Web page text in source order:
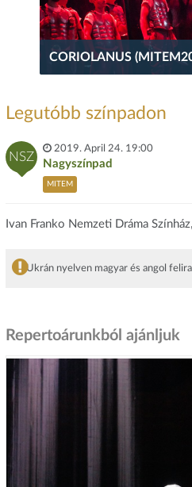
CORIOLANUS
Legutóbb színpadon
NSZ
2019. April 24. 19:00
Nagyszínpad
MITEM
Ivan Franko Nemzeti Dráma
Ukrán nyelven magyar és angol
Repertoárunkból ajánljuk